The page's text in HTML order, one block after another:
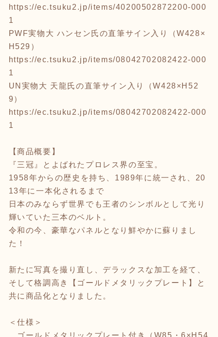
https://ec.tsuku2.jp/items/40200502872200-000
1
PWF実物大 ハンセン氏の直筆サイン入り（W428×
H529）
https://ec.tsuku2.jp/items/08042702082422-000
1
UN実物大 天龍氏の直筆サイン入り（W428×H52
9）
https://ec.tsuku2.jp/items/08042702082422-000
1
【商品概要】
『三冠』とよばれたプロレス界の至宝。
1958年からの歴史を持ち、1989年に統一され、20
13年に一本化されるまで
日本のみならず世界でも王者のシンボルとして光り
輝いていた三本のベルト。
令和の今、豪華なパネルとなり鮮やかに蘇りまし
た！
新たに写真を撮り直し、デラックスな加工を経て、
そして格調高き【ゴールドメタリックプレート】と
共に商品化となりました。
＜仕様＞
ゴールドメタリックプレート付き（W85・6×H54